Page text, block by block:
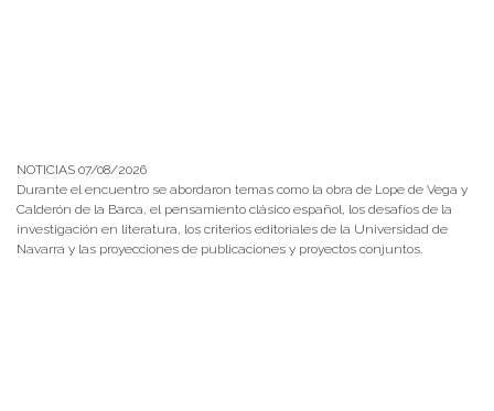
NOTICIAS 07/08/2026
Durante el encuentro se abordaron temas como la obra de Lope de Vega y
Calderón de la Barca, el pensamiento clásico español, los desafíos de la
investigación en literatura, los criterios editoriales de la Universidad de
Navarra y las proyecciones de publicaciones y proyectos conjuntos.